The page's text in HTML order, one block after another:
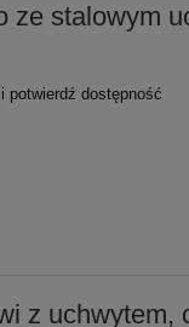
ze stalowym
potwierdź dostępność
z uchwytem,